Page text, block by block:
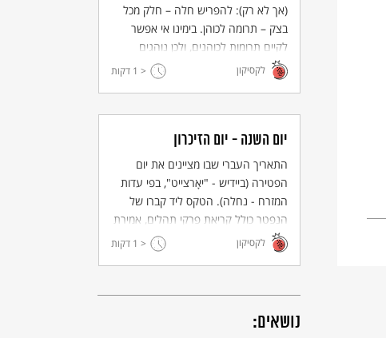
(אך לא רק): להפריש חלה – חלק מכל
בצק – תרומה לכוהן. בימינו אי אפשר
לקיים תרומות לכוהנים, ולכן נוהגים
לשרוף את חלק הבצק (חלה) שהופרש –
בצירוף ברכה.
לקסיקון < 1 דקות
יום השנה - יום הזיכרון
התאריך העברי שבו מציינים את יום
הפטירה (ביידיש - "יאָרצייט", בפי עדות
המזרח - נחלה). הטקס ליד קברו של
הנפטר כולל קריאת פרקי תהלים, אמירת
קדיש, הנחת אבן או זר על המצבה
והדלקת נר.
לקסיקון < 1 דקות
נושאים: